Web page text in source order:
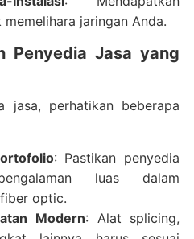
jaringan Anda.
Penyedia Jasa yang
jasa, perhatikan beberapa
: Pastikan penyedia
luas dalam
optic.
Modern: Alat splicing,